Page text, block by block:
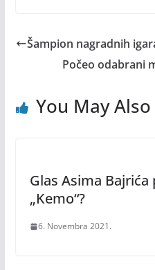
Šampion nagradnih
Počeo odabrani
You May
Glas Asima
„Kemo“?
6. Novembra 2021.